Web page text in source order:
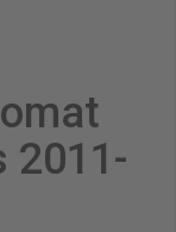
2011-